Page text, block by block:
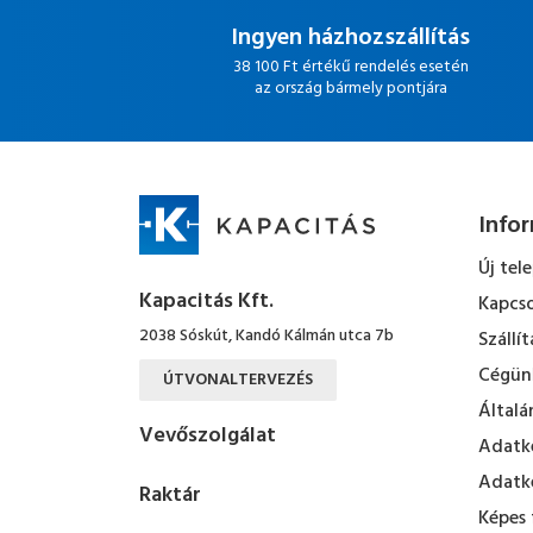
Ingyen házhozszállítás
38 100 Ft értékű rendelés esetén
az ország bármely pontjára
Kapacitás Kft.
2038 Sóskút, Kandó Kálmán utca 7b
ÚTVONALTERVEZÉS
Vevőszolgálat
Raktár
Új